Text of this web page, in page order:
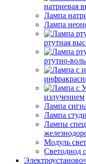
натриевая
Лампа
Лампа
ртутная
ртутно-
излучением
Лампа
Лампа
Лампы
Модуль
Светодиод